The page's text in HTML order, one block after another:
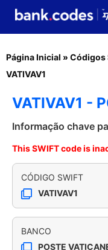
Página Inicial » Códigos
VATIVAV1
VATIVAV1 -
Informação chave
This SWIFT code is
CÓDIGO SWIFT
VATIVAV1
BANCO
POSTE